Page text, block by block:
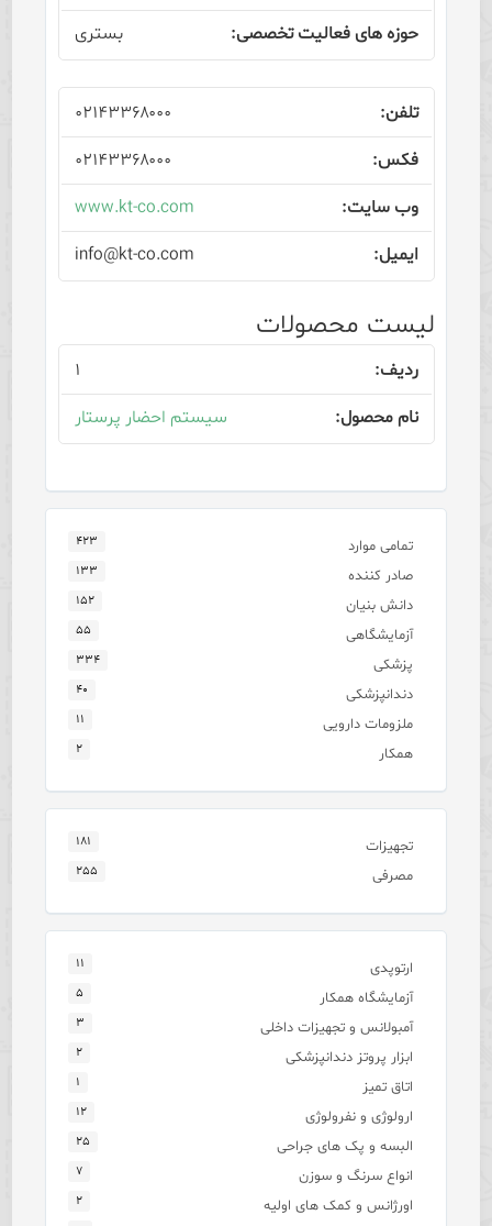
بستری
۰۲۱۴۳۳۶۸۰۰۰
۰۲۱۴۳۳۶۸۰۰۰
www.kt-co.com
info@kt-co.com
لیست محصولات
۱
سیستم احضار پرستار
تمامی موارد ۴۲۳
صادر کننده ۱۳۳
دانش بنیان ۱۵۲
آزمایشگاهی ۵۵
پزشکی ۳۳۴
دندانپزشکی ۴۰
ملزومات دارویی ۱۱
همکار ۲
تجهیزات ۱۸۱
مصرفی ۲۵۵
ارتوپدی ۱۱
آزمایشگاه همکار ۵
آمبولانس و تجهیزات داخلی ۳
ابزار پروتز دندانپزشکی ۲
اتاق تمیز ۱
ارولوژی و نفرولوژی ۱۲
البسه و پک های جراحی ۲۵
انواع سرنگ و سوزن ۷
اورژانس و کمک های اولیه
۲